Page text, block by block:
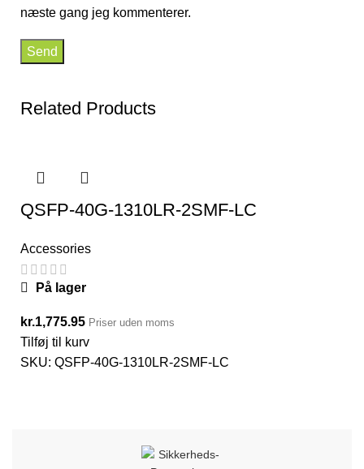
næste gang jeg kommenterer.
Related Products
QSFP-40G-1310LR-2SMF-LC
Accessories
På lager
kr.1,775.95 Priser uden moms
Tilføj til kurv
SKU: QSFP-40G-1310LR-2SMF-LC